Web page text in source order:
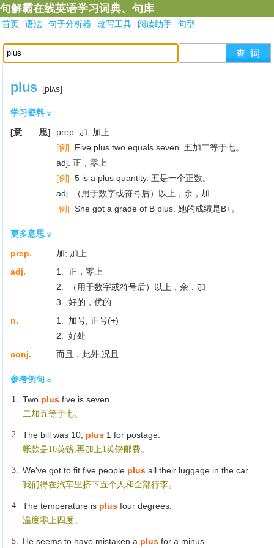
句解霸在线英语学习词典、句库
首页 语法 句子分析器 改写工具 阅读助手 句型
plus [plʌs]
学习资料
[意 思]
prep. 加; 加上
[例] Five plus two equals seven. 五加二等于七。
adj. 正，零上
[例] 5 is a plus quantity. 五是一个正数。
adj. （用于数字或符号后）以上，余，加
[例] She got a grade of B plus. 她的成绩是B+。
更多意思
prep.
加; 加上
adj.
1. 正，零上
2. （用于数字或符号后）以上，余，加
3. 好的，优的
n.
1. 加号, 正号(+)
2. 好处
conj.
而且，此外,况且
参考例句
1. Two plusfive is seven.
二加五等于七。
2. The bill was 10, plus 1 for postage.
帐款是10英镑,再加上1英镑邮费。
3. We've got to fit five people plusall their luggage in the car.
我们得在汽车里挤下五个人和全部行李。
4. The temperature is plusfour degrees.
温度零上四度。
5. He seems to have mistaken a plusfor a minus.